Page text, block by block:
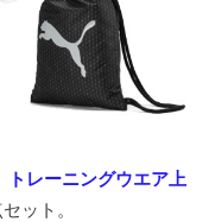
トレーニングウエア上
ット。